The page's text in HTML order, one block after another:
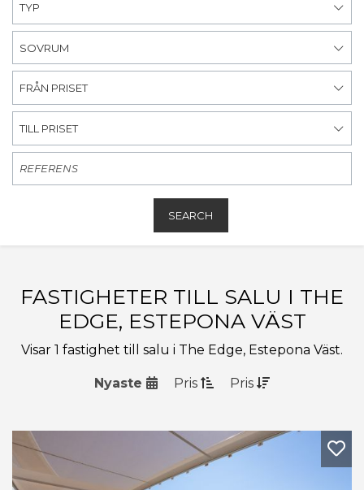
TYP
SOVRUM
FRÅN PRISET
TILL PRISET
SEARCH
FASTIGHETER TILL SALU I THE
EDGE, ESTEPONA VÄST
Visar 1 fastighet till salu i The Edge, Estepona Väst.
Nyaste Pris Pris